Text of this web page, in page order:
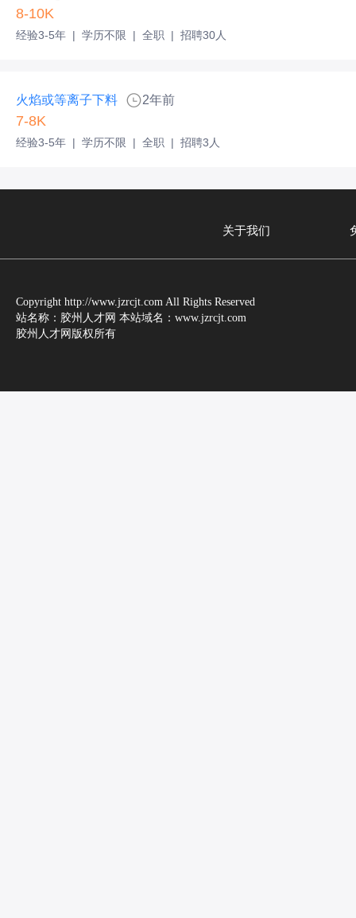
8-10K
经验3-5年 | 学历不限 | 全职 | 招聘30人
火焰或等离子下料 2年前
7-8K
经验3-5年 | 学历不限 | 全职 | 招聘3人
关于我们
Copyright http://www.jzrcjt.com All Rights Reserved
站名称：胶州人才网 本站域名：www.jzrcjt.com
胶州人才网版权所有